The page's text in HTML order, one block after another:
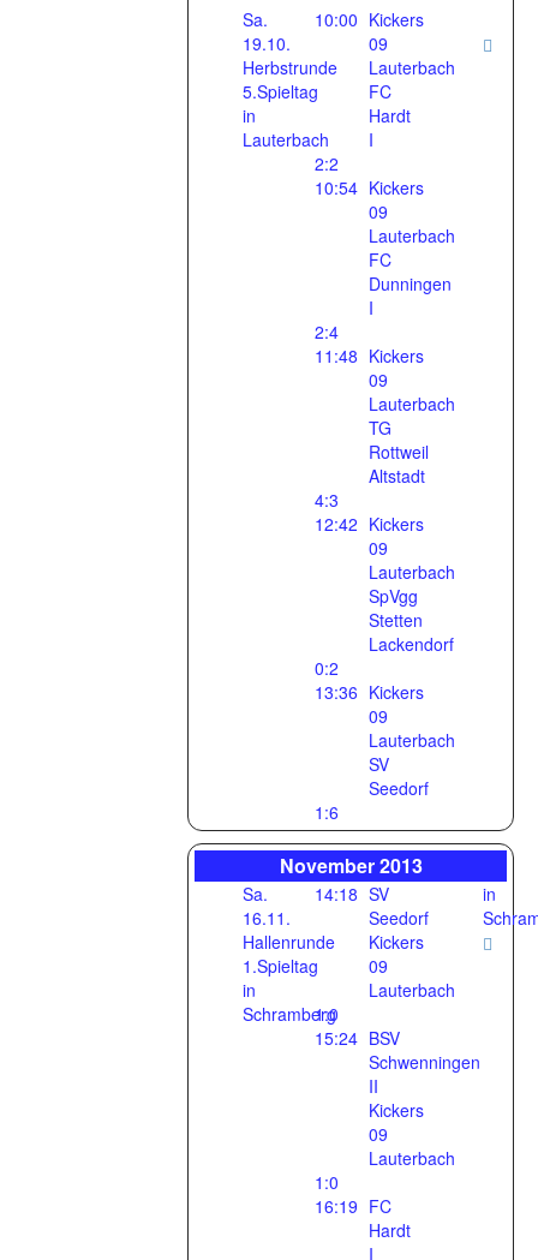
Sa.
19.10.
Herbstrunde
5.Spieltag
in
Lauterbach
10:00 Kickers
09
Lauterbach
FC
Hardt
I
2:2
10:54 Kickers
09
Lauterbach
FC
Dunningen
I
2:4
11:48 Kickers
09
Lauterbach
TG
Rottweil
Altstadt
4:3
12:42 Kickers
09
Lauterbach
SpVgg
Stetten
Lackendorf
0:2
13:36 Kickers
09
Lauterbach
SV
Seedorf
1:6
November 2013
Sa.
16.11.
Hallenrunde
1.Spieltag
in
Schramberg
14:18 SV
Seedorf
Kickers
09
Lauterbach
1:0
15:24 BSV
Schwenningen
II
Kickers
09
Lauterbach
1:0
16:19 FC
Hardt
I
in